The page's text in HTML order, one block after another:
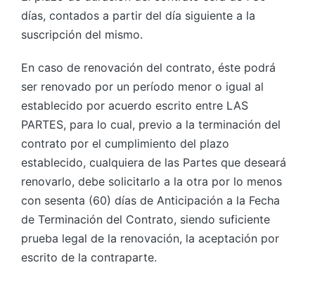
días, contados a partir del día siguiente a la
suscripción del mismo.
En caso de renovación del contrato, éste podrá
ser renovado por un período menor o igual al
establecido por acuerdo escrito entre LAS
PARTES, para lo cual, previo a la terminación del
contrato por el cumplimiento del plazo
establecido, cualquiera de las Partes que deseará
renovarlo, debe solicitarlo a la otra por lo menos
con sesenta (60) días de Anticipación a la Fecha
de Terminación del Contrato, siendo suficiente
prueba legal de la renovación, la aceptación por
escrito de la contraparte.